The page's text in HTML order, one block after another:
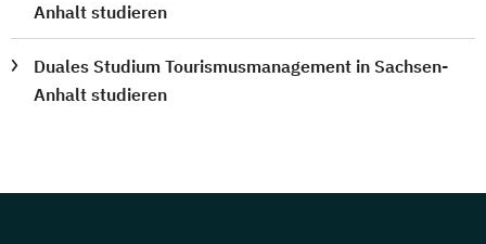
Anhalt studieren
Duales Studium Tourismusmanagement in Sachsen-
Anhalt studieren